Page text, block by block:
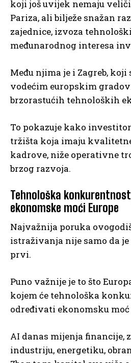
koji još uvijek nemaju
Pariza, ali bilježe snažan
zajednice, izvoza
međunarodnog interesa
Među njima je i Zagreb, koji
vodećim europskim
brzorastućih tehnoloških
To pokazuje kako
tržišta koja imaju
kadrove, niže operativne
brzog razvoja.
Tehnološka
ekonomske moći Europe
Najvažnija poruka
istraživanja nije samo da
prvi.
Puno važnije je to što
kojem će tehnološka
određivati ekonomsku
AI danas mijenja financije,
industriju, energetiku,